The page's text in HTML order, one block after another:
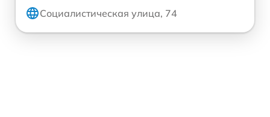
Социалистическая улица, 74